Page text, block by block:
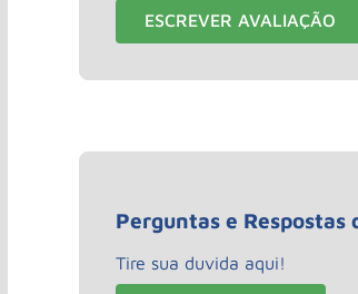
ESCREVER AVALIAÇÃO
Perguntas e Respostas
Tire sua duvida aqui!